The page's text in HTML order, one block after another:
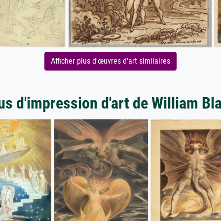
Afficher plus d'œuvres d'art similaires
d'impression d'art de William